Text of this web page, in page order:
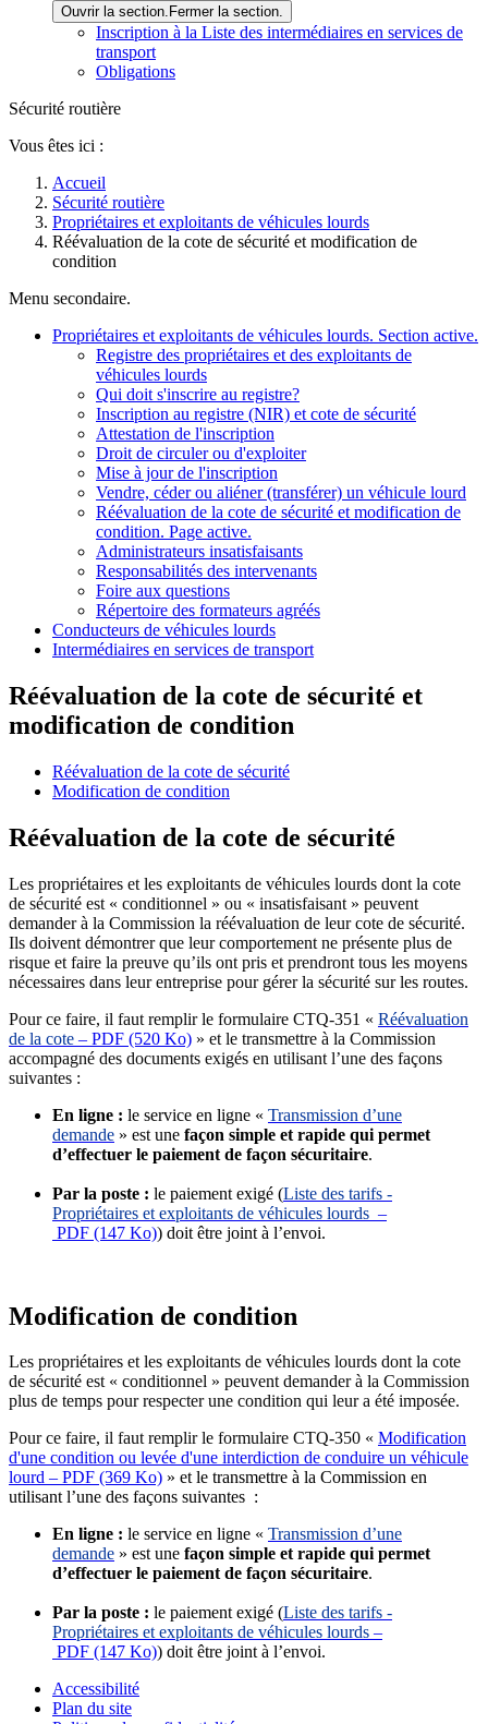
Ouvrir la section. Fermer la section.
Inscription à la Liste des intermédiaires en services de
transport
Obligations
Sécurité routière
Vous êtes ici :
Accueil
Sécurité routière
Propriétaires et exploitants de véhicules lourds
Réévaluation de la cote de sécurité et modification de
condition
Menu secondaire.
Propriétaires et exploitants de véhicules lourds. Section active.
Registre des propriétaires et des exploitants de
véhicules lourds
Qui doit s'inscrire au registre?
Inscription au registre (NIR) et cote de sécurité
Attestation de l'inscription
Droit de circuler ou d'exploiter
Mise à jour de l'inscription
Vendre, céder ou aliéner (transférer) un véhicule lourd
Réévaluation de la cote de sécurité et modification de
condition. Page active.
Administrateurs insatisfaisants
Responsabilités des intervenants
Foire aux questions
Répertoire des formateurs agréés
Conducteurs de véhicules lourds
Intermédiaires en services de transport
Réévaluation de la cote de sécurité et
modification de condition
Réévaluation de la cote de sécurité
Modification de condition
Réévaluation de la cote de sécurité
Les propriétaires et les exploitants de véhicules lourds dont la cote
de sécurité est « conditionnel » ou « insatisfaisant » peuvent
demander à la Commission la réévaluation de leur cote de sécurité.
Ils doivent démontrer que leur comportement ne présente plus de
risque et faire la preuve qu’ils ont pris et prendront tous les moyens
nécessaires dans leur entreprise pour gérer la sécurité sur les routes.
Pour ce faire, il faut remplir le formulaire CTQ-351 « Réévaluation
de la cote – PDF (520 Ko) » et le transmettre à la Commission
accompagné des documents exigés en utilisant l’une des façons
suivantes :
En ligne : le service en ligne « Transmission d’une
demande » est une façon simple et rapide qui permet
d’effectuer le paiement de façon sécuritaire.
Par la poste : le paiement exigé (Liste des tarifs -
Propriétaires et exploitants de véhicules lourds –
PDF (147 Ko)) doit être joint à l’envoi.
Modification de condition
Les propriétaires et les exploitants de véhicules lourds dont la cote
de sécurité est « conditionnel » peuvent demander à la Commission
plus de temps pour respecter une condition qui leur a été imposée.
Pour ce faire, il faut remplir le formulaire CTQ-350 « Modification
d'une condition ou levée d'une interdiction de conduire un véhicule
lourd – PDF (369 Ko) » et le transmettre à la Commission en
utilisant l’une des façons suivantes :
En ligne : le service en ligne « Transmission d’une
demande » est une façon simple et rapide qui permet
d’effectuer le paiement de façon sécuritaire.
Par la poste : le paiement exigé (Liste des tarifs -
Propriétaires et exploitants de véhicules lourds –
PDF (147 Ko)) doit être joint à l’envoi.
Accessibilité
Plan du site